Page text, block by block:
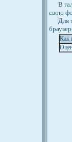
В
свою
Для
Как